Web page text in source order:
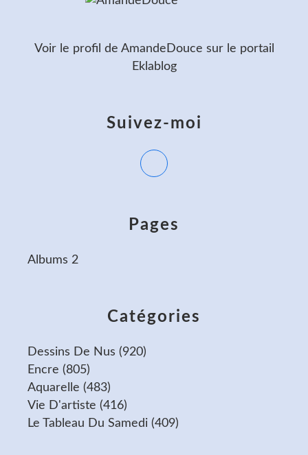
Catégories
Dessins De Nus (920)
Encre (805)
Aquarelle (483)
Vie D'artiste (416)
Le Tableau Du Samedi (409)
Pages
Albums 2
Suivez-moi
Voir le profil de AmandeDouce sur le portail
Eklablog